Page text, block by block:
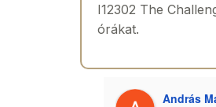
I12302 The
órákat.
András